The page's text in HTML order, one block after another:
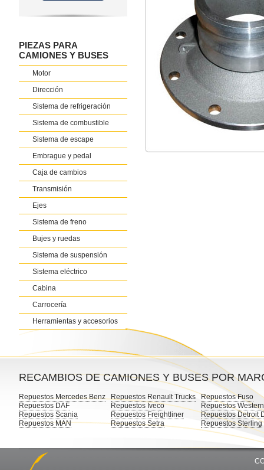
PIEZAS PARA
CAMIONES Y BUSES
Motor
Dirección
Sistema de refrigeración
Sistema de combustible
Sistema de escape
Embrague y pedal
Caja de cambios
Transmisión
Ejes
Sistema de freno
Bujes y ruedas
Sistema de suspensión
Sistema eléctrico
Cabina
Carrocería
Herramientas y accesorios
RECAMBIOS DE CAMIONES Y BUSES POR
Repuestos Mercedes Benz
Repuestos DAF
Repuestos Scania
Repuestos MAN
Repuestos Renault Trucks
Repuestos Iveco
Repuestos Freightliner
Repuestos Setra
Repuestos Fuso
Repuestos
Repuestos Detroit
Repuestos Sterling